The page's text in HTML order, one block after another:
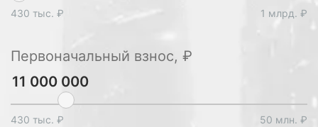
430 тыс. ₽ 1 млрд. ₽
Первоначальный взнос, ₽
430 тыс. ₽ 50 млн. ₽